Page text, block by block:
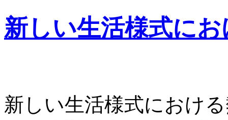
新しい生活様式に
新しい生活様式におけ